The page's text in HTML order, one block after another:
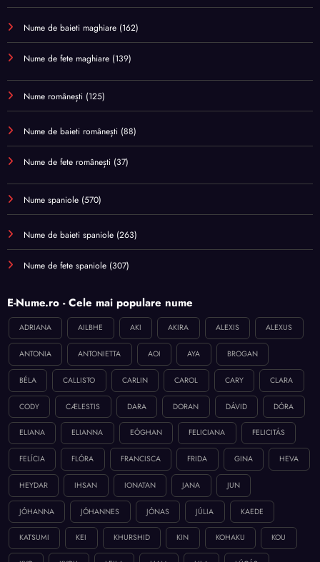
Nume de baieti maghiare (162)
Nume de fete maghiare (139)
Nume românești (125)
Nume de baieti românești (88)
Nume de fete românești (37)
Nume spaniole (570)
Nume de baieti spaniole (263)
Nume de fete spaniole (307)
E-Nume.ro - Cele mai populare nume
ADRIANA AILBHE AKI AKIRA ALEXIS ALEXUS
ANTONIA ANTONIETTA AOI AYA BROGAN
BÉLA CALLISTO CARLIN CAROL CARY CLARA
CODY CÆLESTIS DARA DORAN DÁVID DÓRA
ELIANA ELIANNA EÓGHAN FELICIANA FELICITÁS
FELÍCIA FLÓRA FRANCISCA FRIDA GINA HEVA
HEYDAR IHSAN IONATAN JANA JUN
JÓHANNA JÓHANNES JÓNAS JÚLIA KAEDE
KATSUMI KEI KHURSHID KIN KOHAKU KOU